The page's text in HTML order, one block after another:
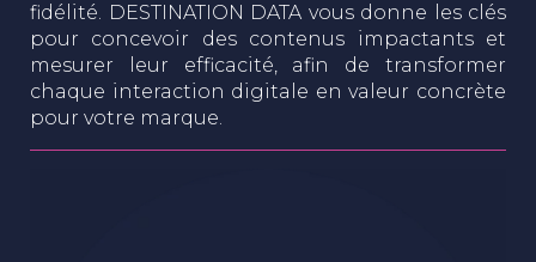
fidélité. DESTINATION DATA vous donne les clés
pour concevoir des contenus impactants et
mesurer leur efficacité, afin de transformer
chaque interaction digitale en valeur concrète
pour votre marque.